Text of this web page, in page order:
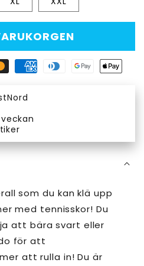
American
method
Diners
GoogleApple
som du kan klä upp
med tennisskor! Du
att bära svart eller
för att
att rulla in! Du är